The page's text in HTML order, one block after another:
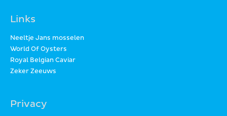
Links
Neeltje Jans mosselen
World Of Oysters
Royal Belgian Caviar
Zeker Zeeuws
Privacy